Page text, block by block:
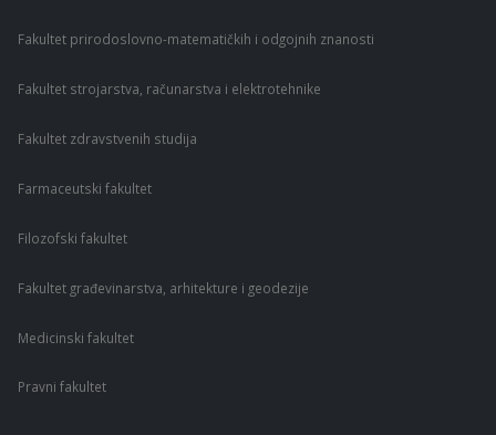
Fakultet prirodoslovno-matematičkih i odgojnih znanosti
Fakultet strojarstva, računarstva i elektrotehnike
Fakultet zdravstvenih studija
Farmaceutski fakultet
Filozofski fakultet
Fakultet građevinarstva, arhitekture i geodezije
Medicinski fakultet
Pravni fakultet